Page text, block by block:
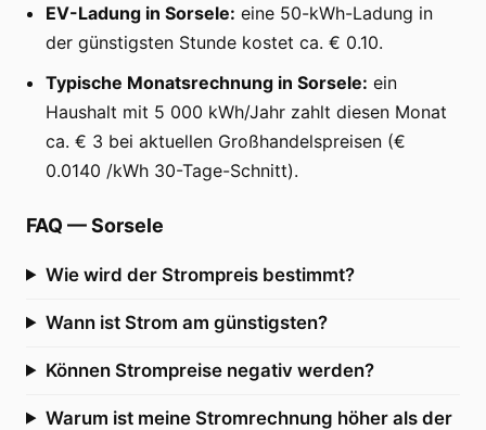
EV-Ladung in Sorsele: eine 50-kWh-Ladung in
der günstigsten Stunde kostet ca. € 0.10.
Typische Monatsrechnung in Sorsele: ein
Haushalt mit 5 000 kWh/Jahr zahlt diesen Monat
ca. € 3 bei aktuellen Großhandelspreisen (€
0.0140 /kWh 30-Tage-Schnitt).
FAQ —Sorsele
Wie wird der Strompreis bestimmt?
Wann ist Strom am günstigsten?
Können Strompreise negativ werden?
Warum ist meine Stromrechnung höher als der